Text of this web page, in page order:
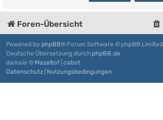
Foren-Übersicht
Powered by phpBB® Forum Software © phpBB Limited
Deutsche Übersetzung durchphpBB.de
damaïo © Mazeltof cabot
Datenschutz Nutzungsbedingungen